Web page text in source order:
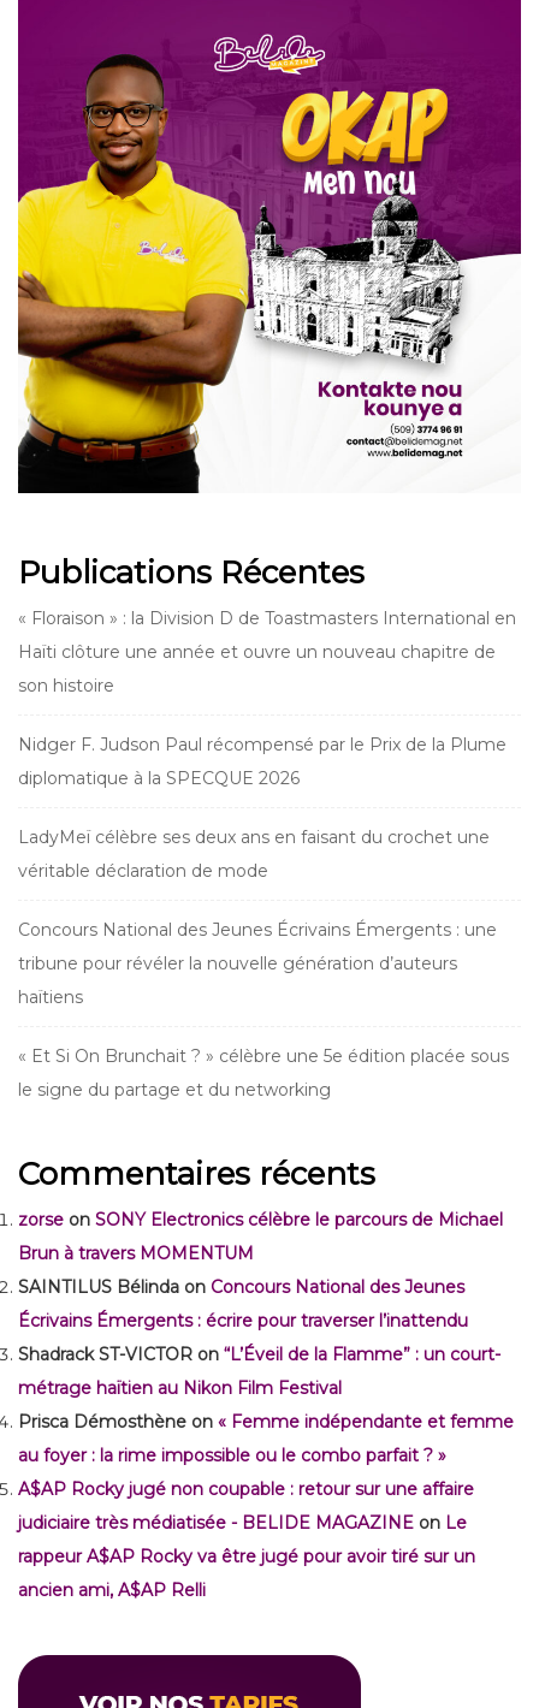
Publications Récentes
« Floraison » : la Division D de Toastmasters International en
Haïti clôture une année et ouvre un nouveau chapitre de
son histoire
Nidger F. Judson Paul récompensé par le Prix de la Plume
diplomatique à la SPECQUE 2026
LadyMeï célèbre ses deux ans en faisant du crochet une
véritable déclaration de mode
Concours National des Jeunes Écrivains Émergents : une
tribune pour révéler la nouvelle génération d’auteurs
haïtiens
« Et Si On Brunchait ? » célèbre une 5e édition placée sous
le signe du partage et du networking
Commentaires récents
zorse on SONY Electronics célèbre le parcours de Michael
Brun à travers MOMENTUM
SAINTILUS Bélinda on Concours National des Jeunes
Écrivains Émergents : écrire pour traverser l’inattendu
Shadrack ST-VICTOR on “L’Éveil de la Flamme” : un court-
métrage haïtien au Nikon Film Festival
Prisca Démosthène on « Femme indépendante et femme
au foyer : la rime impossible ou le combo parfait ? »
A$AP Rocky jugé non coupable : retour sur une affaire
judiciaire très médiatisée - BELIDE MAGAZINE on Le
rappeur A$AP Rocky va être jugé pour avoir tiré sur un
ancien ami, A$AP Relli